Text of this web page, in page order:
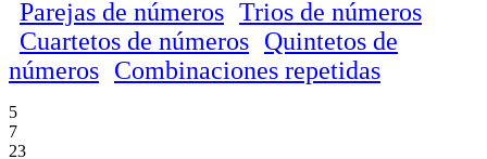
Parejas de números Trios de números
Cuartetos de números Quintetos de
números Combinaciones repetidas
5
7
23